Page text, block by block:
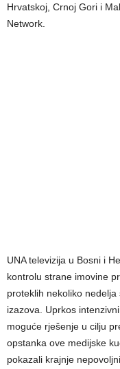
Hrvatskoj, Crnoj Gori i
Network.
UNA televizija u Bosni i
kontrolu strane imovine
proteklih nekoliko
izazova. Uprkos
moguće rješenje u cilju
opstanka ove medijske
pokazali krajnje